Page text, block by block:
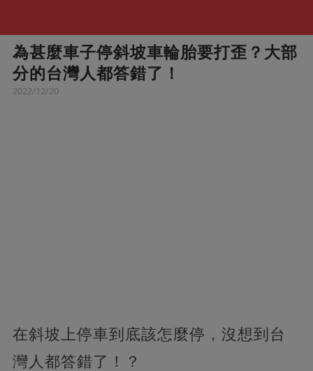
為甚麼車子停斜坡車輪胎要打歪？大部
分的台灣人都答錯了！
2022/12/20
在斜坡上停車到底該怎麼停，沒想到台
灣人都答錯了！？